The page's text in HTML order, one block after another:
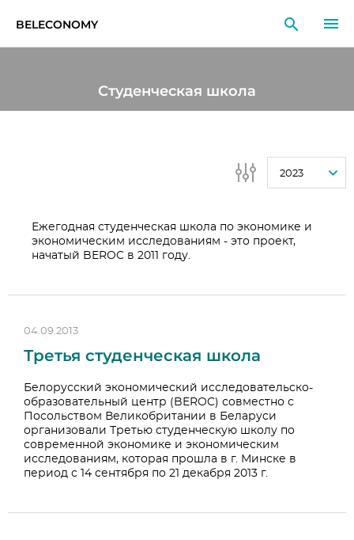
BELECONOMY
СОБЫТИЯ
Студенческая школа
2023
Ежегодная студенческая школа по экономике и
экономическим исследованиям - это проект,
начатый BEROC в 2011 году.
04.09.2013
Третья студенческая школа
Белорусский экономический исследовательско-
образовательный центр (BEROC) совместно с
Посольством Великобритании в Беларуси
организовали Третью студенческую школу по
современной экономике и экономическим
исследованиям, которая прошла в г. Минске в
период с 14 сентября по 21 декабря 2013 г.